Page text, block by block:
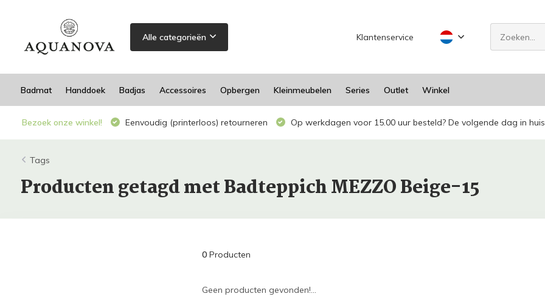
Alle categorieën Klantenservice
Badmat Handdoek Badjas Accessoires Opbergen Kleinmeubelen Series Outlet Winkel
Bezoek onze winkel! Eenvoudig (printerloos) retourneren Op werkdagen voor 15.00 uur besteld? De volgende dag in
Tags
Producten getagd met Badteppich MEZZO Beige-15
0Producten
Geen producten gevonden!...